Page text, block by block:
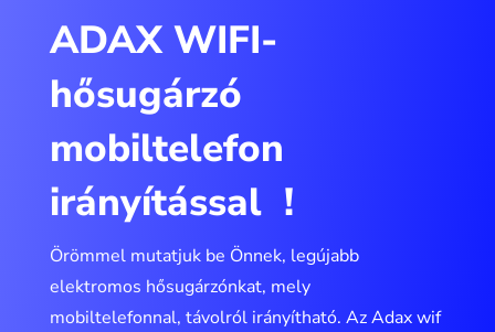
ADAX WIFI-
hősugárzó
mobiltelefon
irányítással !
Örömmel mutatjuk be Önnek, legújabb
elektromos hősugárzónkat, mely
mobiltelefonnal, távolról irányítható. Az Adax wif